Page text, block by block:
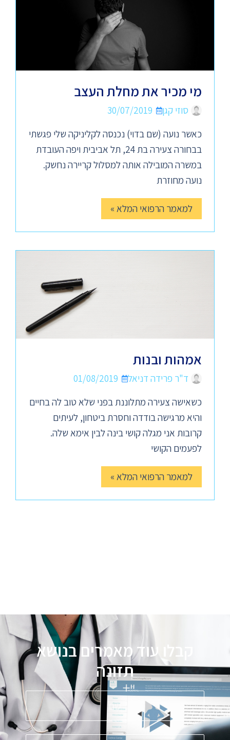
מי מכיר את מחלת העצב
סוזי קגן
30/07/2019
כאשר נועה (שם בדוי) נכנסה לקליניקה שלי פגשתי
בבחורה צעירה בת 24, תל אביבית ויפה העובדת
במשרה המובילה אותה למסלול קריירה נחשק.
נועה מחוזרת
למאמר הרפואי המלא »
אמהות ובנות
ד"ר פרידה דניאל
01/08/2019
כשאישה צעירה מתלוננת בפני שלא טוב לה בחיים
והיא מרגישה בודדה וחסרת ביטחון, לעיתים
קרובות אני מגלה קושי בינה לבין אימא שלה.
לפעמים הקושי
למאמר הרפואי המלא »
קבלו עוד מאמרים בנושא